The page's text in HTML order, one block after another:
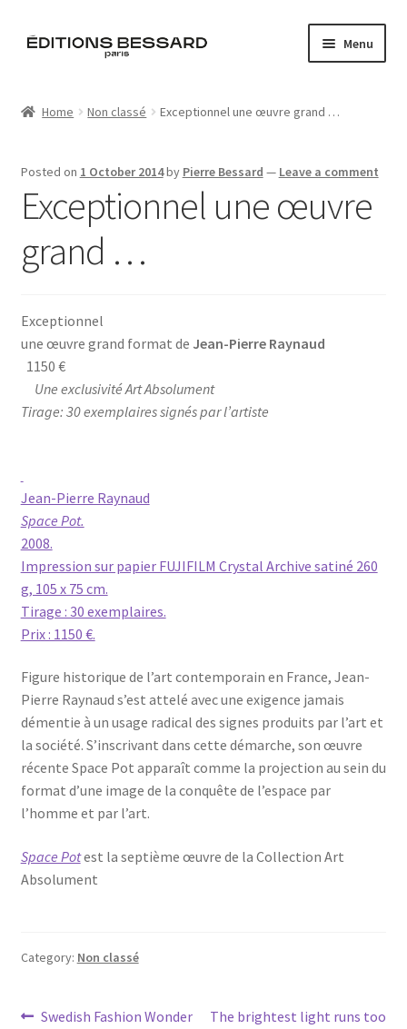
Skip
Skip
Menu
L’Imperiale
Artistes
Blog
Home Non classé Exceptionnel une œuvre grand …
Posted on 1 October 2014by Pierre Bessard — Leave a comment
Exceptionnel une œuvre
grand …
Exceptionnel
une œuvre grand format de Jean-Pierre Raynaud
1150 €
Une exclusivité Art Absolument
Tirage: 30 exemplaires signés par l’artiste
Jean-Pierre Raynaud
Space Pot.
2008.
Impression sur papier FUJIFILM Crystal Archive satiné 260
g, 105 x 75 cm.
Tirage : 30 exemplaires.
Prix : 1150 €.
Figure historique de l’art contemporain en France, Jean-
Pierre Raynaud s’est attelé avec une exigence jamais
démentie à un usage radical des signes produits par l’art et
la société. S’inscrivant dans cette démarche, son œuvre
récente Space Pot apparaît comme la projection au sein du
format d’une image de la conquête de l’espace par
l’homme et par l’art.
Space Potest la septième œuvre de la Collection Art
Absolument
Category: Non classé
Previous
Swedish Fashion Wonder
Next
The brightest light runs too